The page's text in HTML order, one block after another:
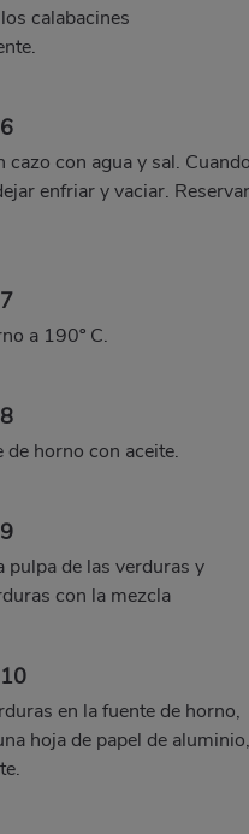
calabacines
cazo con agua y sal. Cuando
enfriar y vaciar. Reservar
a 190º C.
de horno con aceite.
pulpa de las verduras y
con la mezcla
en la fuente de horno,
hoja de papel de aluminio,